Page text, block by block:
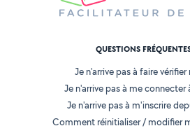
QUESTIONS
Je n'arrive pas à faire
Je n'arrive pas à me
Je n'arrive pas à m'inscrire
Comment réinitialiser / modifier